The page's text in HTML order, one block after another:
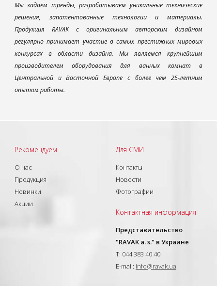
Мы задаём тренды, разрабатываем уникальные технические
решения, запатентованные технологии и материалы.
Продукция RAVAK с оригинальным авторским дизайном
регулярно принимает участие в самых престижных мировых
конкурсах в области дизайна. Мы являемся крупнейшим
производителем оборудования для ванных комнат в
Центральной и Восточной Европе с более чем 25-летним
опытом работы.
Рекомендуем
О нас
Продукция
Новинки
Акции
Для СМИ
Контакты
Новости
Фотографии
Контактная информация
Представительство
"RAVAK a. s." в Украине
T: 044 383 40 40
E-mail: info@ravak.ua